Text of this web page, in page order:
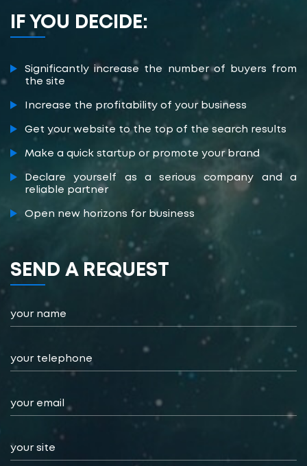
IF YOU DECIDE:
Significantly increase the number of buyers from
the site
Increase the profitability of your business
Get your website to the top of the search results
Make a quick startup or promote your brand
Declare yourself as a serious company and a
reliable partner
Open new horizons for business
SEND А REQUEST